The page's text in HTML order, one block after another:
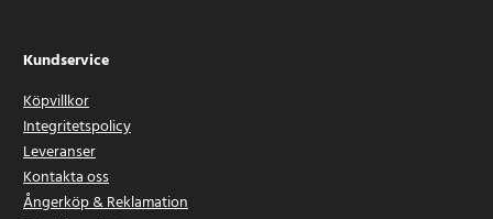
Kundservice
Köpvillkor
Integritetspolicy
Leveranser
Kontakta oss
Ångerköp & Reklamation